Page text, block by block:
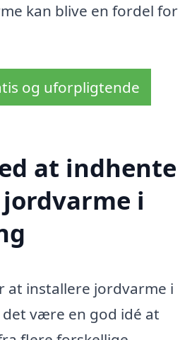
kan blive en fordel for
og uforpligtende
at indhente
i
at installere jordvarme i
være en god idé at